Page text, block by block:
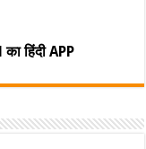
हिंदी APP